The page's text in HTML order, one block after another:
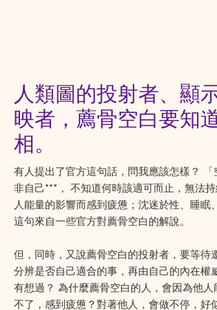
人類圖的投射者、顯
映者，薦骨空白要知
相。
有人提出了官方這句話，問我應該怎樣？
非自己***， 不知道何時該適可而止，無法
人能量的影響而感到疲憊；沈迷於性、睡眠
這句來自一些官方對薦骨空白的解說。
但，同時，又說薦骨空白的投射者，要等待
分辨是否自己適合的事，再由自己的內在權
有想過？ 為什麼薦骨空白的人，會因為他
不了，感到疲憊？對著他人，會做不停，好